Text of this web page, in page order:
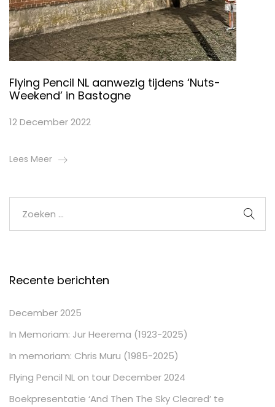
Flying Pencil NL aanwezig tijdens ‘Nuts-
Weekend’ in Bastogne
12 December 2022
Lees Meer
Recente berichten
December 2025
In Memoriam: Jur Heerema (1923-2025)
In memoriam: Chris Muru (1985-2025)
Flying Pencil NL on tour December 2024
Boekpresentatie ‘And Then The Sky Cleared’ te